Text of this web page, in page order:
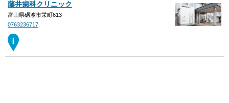
藤井歯科クリニック
富山県砺波市栄町613
0763236717